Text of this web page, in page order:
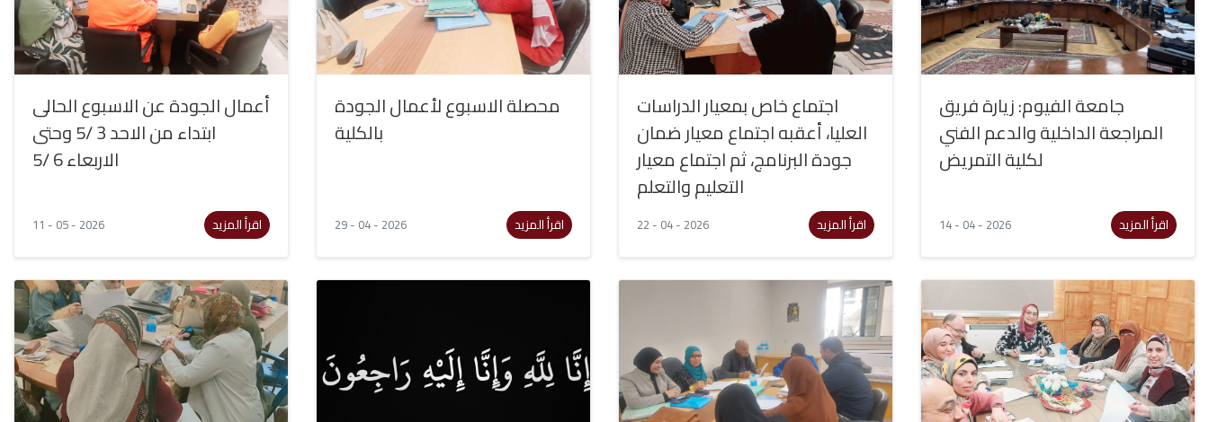
أعمال الجودة عن الاسبوع الحالى
ابتداء من الاحد 3 /5 وحتى
الاربعاء 6 /5
11 - 05 - 2026 اقرأ المزيد
محصلة الاسبوع لأعمال الجودة
بالكلية
29 - 04 - 2026 اقرأ المزيد
اجتماع خاص بمعيار الدراسات
العليا، أعقبه اجتماع معيار ضمان
جودة البرنامج، ثم اجتماع معيار
التعليم والتعلم
22 - 04 - 2026 اقرأ المزيد
جامعة الفيوم: زيارة فريق
المراجعة الداخلية والدعم الفني
لكلية التمريض
14 - 04 - 2026 اقرأ المزيد